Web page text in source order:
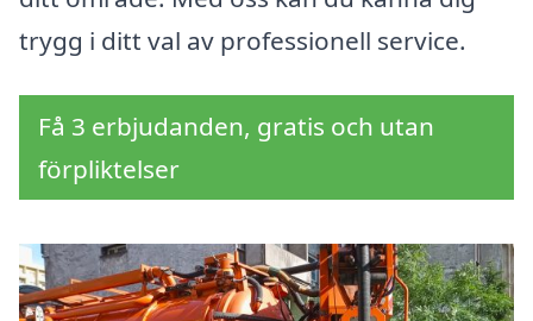
trygg i ditt val av professionell service.
Få 3 erbjudanden, gratis och utan
förpliktelser